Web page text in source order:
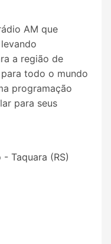
AM que
a região de
todo o mundo
programação
para seus
Taquara (RS)